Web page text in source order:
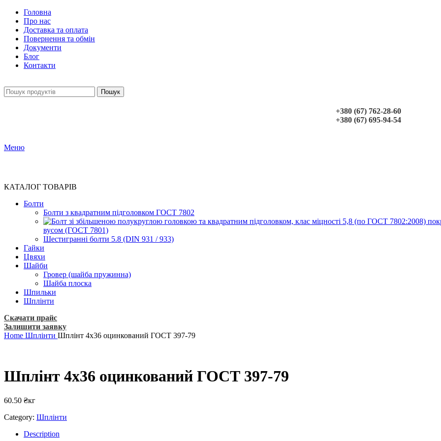
Головна
Про нас
Доставка та оплата
Повернення та обмін
Документи
Блог
Контакти
Пошук
+380 (67) 762-28-60
+380 (67) 695-94-54
Меню
КАТАЛОГ ТОВАРІВ
Болти
Болти з квадратним підголовком ГОСТ 7802
вусом (ГОСТ 7801)
Шестигранні болти 5.8 (DIN 931 / 933)
Гайки
Цвяхи
Шайби
Гровер (шайба пружинна)
Шайба плоска
Шпильки
Шплінти
Скачати прайс
Залишити заявку
Home Шплінти Шплінт 4х36 оцинкований ГОСТ 397-79
Шплінт 4х36 оцинкований ГОСТ 397-79
60.50 ₴кг
Category: Шплінти
Description